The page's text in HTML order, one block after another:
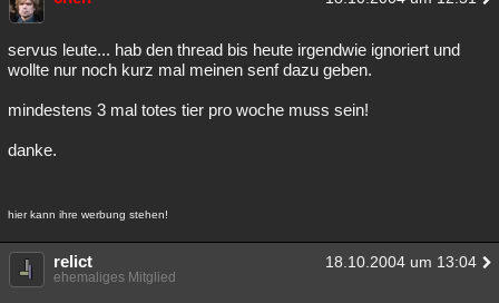
Musik
Übersichten
servus leute... hab den thread bis heute irgendwie ignoriert und
wollte nur noch kurz mal meinen senf dazu geben.
mindestens 3 mal totes tier pro woche muss sein!
danke.
hier kann ihre werbung stehen!
relict 18.10.2004 um 13:04
ehemaliges Mitglied